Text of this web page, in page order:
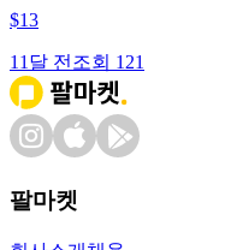
$13
11달 전 조회 121
팔마켓